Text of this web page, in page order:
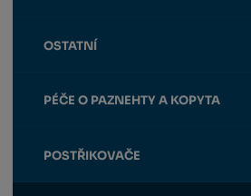
OSTATNÍ
PÉČE O PAZNEHTY A KOPYTA
POSTŘIKOVAČE